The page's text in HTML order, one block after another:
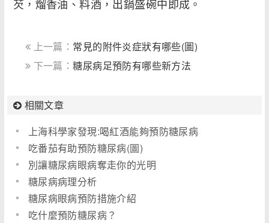
芡，熘香油、料酒，出鍋盛碗中即成。
上一篇： 常見的附件炎症狀有哪些(圖)
下一篇：糖尿病足預防有哪些新方法
相關文章
上海科學家發現:喝紅酒能夠預防糖尿病
吃番茄有助預防糖尿病(圖)
別讓糖尿病眼病奪走你的光明
糖尿病病理分析
糖尿病眼病預防措施介紹
吃什麼預防糖尿病？